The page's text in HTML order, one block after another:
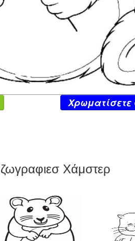
Xρωματίσετε
ζωγραφιεσ Χάμστερ